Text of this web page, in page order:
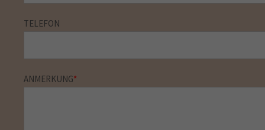
TELEFON
ANMERKUNG*